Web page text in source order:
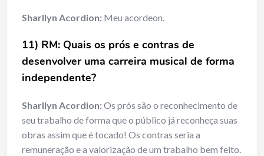
Sharllyn Acordion: Meu acordeon.
11) RM: Quais os prós e contras de
desenvolver uma carreira musical de forma
independente?
Sharllyn Acordion:Os prós são o reconhecimento de
seu trabalho de forma que o público já reconheça suas
obras assim que é tocado! Os contras seria a
remuneração e a valorização de um trabalho bem feito.